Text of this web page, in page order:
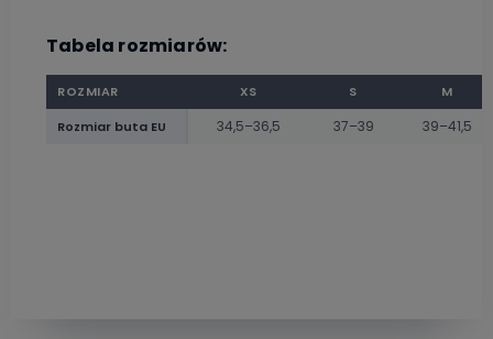
Tabela rozmiarów:
ROZMIAR XS S
M
Rozmiar buta EU
34,5–36,5 37–39 39–41,5